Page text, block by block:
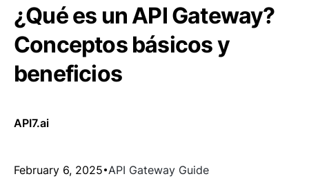
¿Qué es un API Gateway?
Conceptos básicos y
beneficios
API7.ai
February 6, 2025 API Gateway Guide